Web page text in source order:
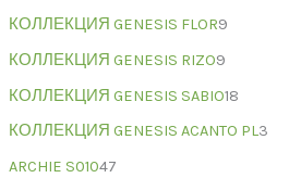
КОЛЛЕКЦИЯ GENESIS FLOR9
КОЛЛЕКЦИЯ GENESIS RIZO9
КОЛЛЕКЦИЯ GENESIS SABIO18
КОЛЛЕКЦИЯ GENESIS ACANTO PL3
ARCHIE S01047